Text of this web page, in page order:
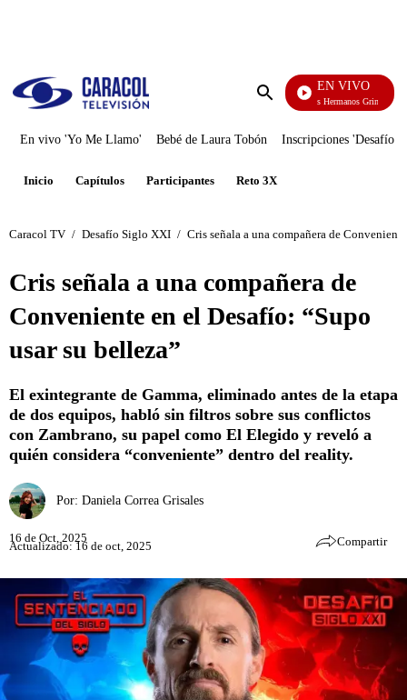
Enviar
EN VIVO
Cuentos De Los Hermanos Grimm
En vivo 'Yo Me Llamo' Bebé de Laura Tobón Inscripciones 'Desafío'
Inicio Capítulos Participantes Reto 3X
Caracol TV / Desafío Siglo XXI / Cris señala a una compañera de
Cris señala a una compañera de
Conveniente en el Desafío: “Supo
usar su belleza”
El exintegrante de Gamma, eliminado antes de la etapa
de dos equipos, habló sin filtros sobre sus conflictos
con Zambrano, su papel como El Elegido y reveló a
quién considera “conveniente” dentro del reality.
Por: Daniela Correa Grisales
16 de Oct, 2025
Actualizado: 16 de oct, 2025 Compartir